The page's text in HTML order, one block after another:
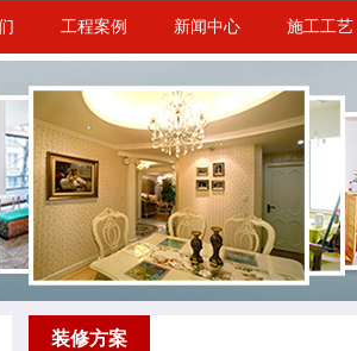
工程案例 新闻中心 施工工艺
装修方案